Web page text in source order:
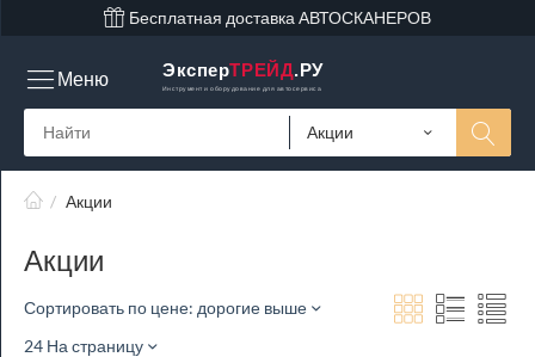
Бесплатная доставка АВТОСКАНЕРОВ
ЭксперТРЕЙД.РУ
Инструмент и оборудование для автосервиса
Акции
Меню
/ Акции
Акции
Сортировать по цене: дорогие выше
24 На страницу